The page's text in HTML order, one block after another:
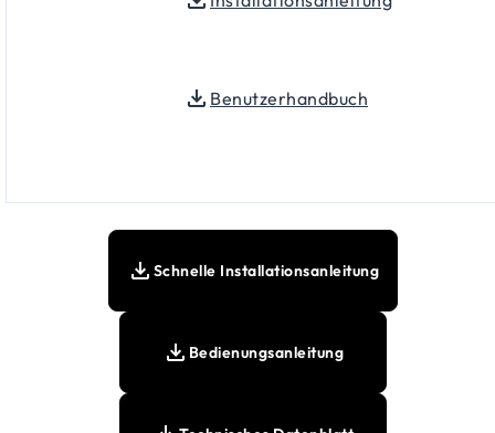
Benutzerhandbuch
Schnelle Installationsanleitung
Bedienungsanleitung